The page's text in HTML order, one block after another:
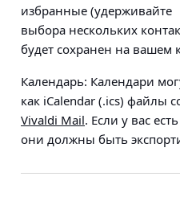
избранные (удерживайте
выбора нескольких
будет сохранен на вашем
Календарь: Календари
как iCalendar (.ics) файлы
Vivaldi Mail. Если у вас
они должны быть